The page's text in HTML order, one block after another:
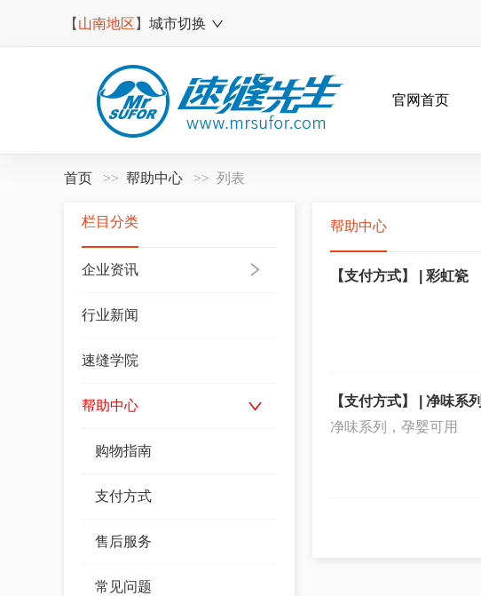
【 山南地区 】 城市切换
官网首页
首页 帮助中心 列表
栏目分类
企业资讯
行业新闻
速缝学院
帮助中心
购物指南
支付方式
售后服务
常见问题
帮助中心
【支付方式】 | 彩虹瓷
【支付方式】 | 净味系列
净味系列，孕婴可用